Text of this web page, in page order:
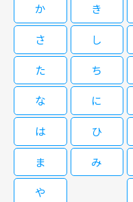
か
き
さ
し
た
ち
な
に
は
ひ
ま
み
や